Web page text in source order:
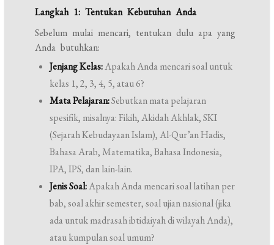
Langkah 1: Tentukan Kebutuhan Anda
Sebelum mulai mencari, tentukan dulu apa yang
Anda butuhkan:
Jenjang Kelas:Apakah Anda mencari soal untuk
kelas 1, 2, 3, 4, 5, atau 6?
Mata Pelajaran:Sebutkan mata pelajaran
spesifik, misalnya: Fikih, Akidah Akhlak, SKI
(Sejarah Kebudayaan Islam), Al-Qur’an Hadis,
Bahasa Arab, Matematika, Bahasa Indonesia,
IPA, IPS, dan lain-lain.
Jenis Soal:Apakah Anda mencari soal latihan per
bab, soal akhir semester, soal ujian nasional (jika
ada untuk madrasah ibtidaiyah di wilayah Anda),
atau kumpulan soal umum?